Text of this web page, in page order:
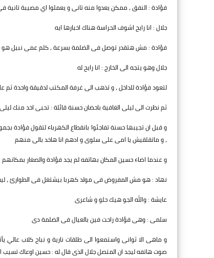
فؤادة : النفق ، ممكن يعدوا منه تانى و يعملوا اي مصيبة تانية
جلال : انا رايح اشوف الحراسة هناك اخبارها ايه
فؤادة : مش هتقدر توصل فى الضلمة بسرعة ، كلم عمى نبيل
جلال وهو يتجه الى الخارج : انا رايح له
لتعود فؤادة للداخل ، و تذهب الى غرفة المكتب لدقيقة واحدة
ثم نظرت الى ليلى الغافية باحضان حسنة قائلة : تحبى اخد منك
و قبل ان تجيبها حسنة تفاجئوا بانقطاع الكهرباء لتقول فؤادة
، و ماتقلقيش يا امى على سلوى و ادهم انا هاخد بالى منهم
و عندما اضاء حسين المكان بهاتفه لم يجد فؤادة والصغار بمكانهم
نهاد : هو مش المفروض فى مولد كهربا بيشتغل فى الطوارئ ،
عايشة : والله الجو هيك حلو و شاعرى
سلمى : وهى فؤادة راحت فين بالعيال فى الضلمة دى
و ماهى الا ثوانى واستمعوا الى طلقات نارية و نباح كلاب
صوت هاتفه ليجد ان المتصل جلال الذى قال له : حسين اوعاك